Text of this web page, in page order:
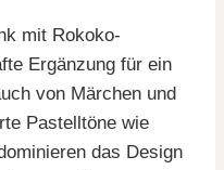
mit Rokoko-
Ergänzung für ein
von Märchen und
Pastelltöne wie
das Design